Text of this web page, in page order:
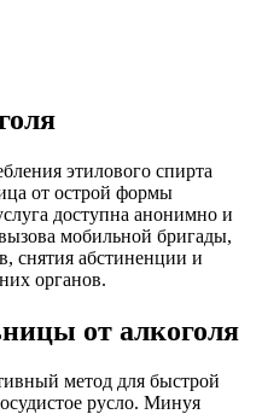
этилового спирта
от острой формы
доступна анонимно и
мобильной бригады,
снятия абстиненции и
органов.
от алкоголя
метод для быстрой
русло. Минуя